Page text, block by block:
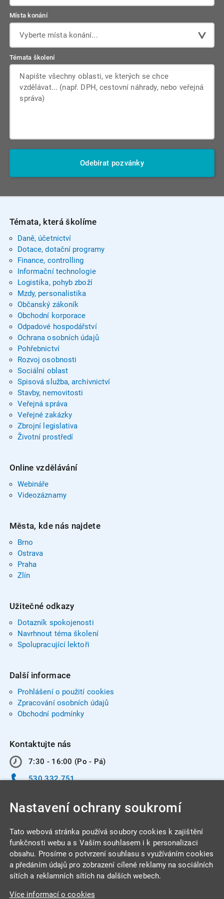
Místa konání
Vyberte místa konání...
Témata školení
Odebírat pozvánky
Témata, která školíme
Daně, účetnictví
Dotace, dotační programy
Finance, controlling
Informační technologie
Logistika, pohyb zboží
Mzdy, personalistika
Občanský zákoník
Obchodní korporace
Odpadové hospodářství
Ochrana osobních údajů
Pohřebnictví
Rozvoj osobnosti
Sociální oblast
Spisová služba, archivnictví
Stavby, nemovitosti
Veřejná správa
Veřejné zakázky
Zbrojní legislativa
Životní prostředí
Online vzdělávání
Webináře
Videozáznamy
Města, kde nás najdete
Brno
Ostrava
Praha
Zlín
Užitečné odkazy
Dotazník spokojenosti
Navrhnout téma školení
Spolupracující lektoři
Další informace
Prohlášení o použití cookies
Zpracování osobních údajů
Obchodní podmínky
Kontaktujte nás
7:30 - 16:00 (Po - Pá)
530 332 751
INTEGRA CENTRUM s.r.o.
Jabloňová 662/7
Nastavení ochrany soukromí
Tato webová stránka používá soubory cookies k zajištění
funkčnosti webu a s Vaším souhlasem i k personalizaci
obsahu. Prosíme o potvrzení souhlasu s využíváním cookies
a předáním údajů pro zobrazení cílené reklamy na sociálních
sítích a reklamních sítích na dalších webech.
Více informací o cookies